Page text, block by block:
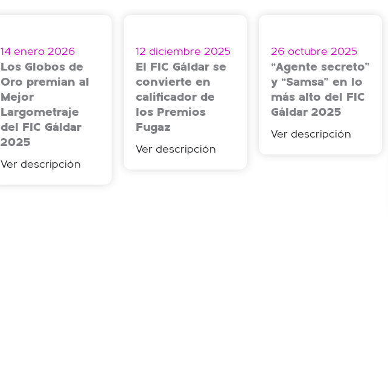
14 enero 2026
Los Globos de
Oro premian al
Mejor
Largometraje
del FIC Gáldar
2025
Ver descripción
12 diciembre 2025
El FIC Gáldar se
convierte en
calificador de
los Premios
Fugaz
Ver descripción
26 octubre 2025
“Agente secreto”
y “Samsa” en lo
más alto del FIC
Gáldar 2025
Ver descripción